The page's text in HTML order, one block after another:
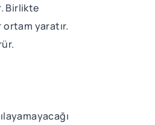
Birlikte
yaratır.